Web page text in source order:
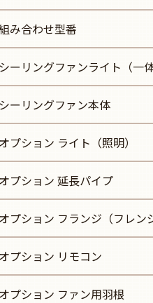
み合わせ型番
シーリングファンライト（一体
シーリングファン本体
オプション ライト（照明）
オプション 延長パイプ
オプション フランジ（フレン
オプション リモコン
オプション ファン用羽根